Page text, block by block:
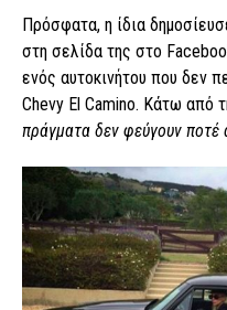
Πρόσφατα, η ίδια
στη σελίδα της στο
ενός αυτοκινήτου που δεν
Chevy El Camino. Κάτω από
πράγματα δεν φεύγουν ποτέ